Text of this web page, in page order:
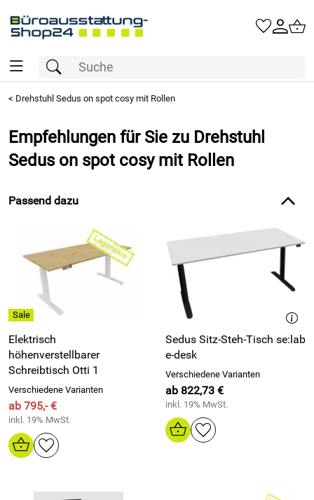
< Drehstuhl Sedus on spot cosy mit Rollen
Empfehlungen für Sie zu Drehstuhl
Sedus on spot cosy mit Rollen
Passend dazu
Elektrisch
höhenverstellbarer
Schreibtisch Otti 1
Verschiedene Varianten
ab 795,- €
inkl. 19% MwSt.
Sedus Sitz-Steh-Tisch se:lab
e-desk
Verschiedene Varianten
ab 822,73 €
inkl. 19% MwSt.